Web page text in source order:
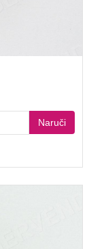
Naruči